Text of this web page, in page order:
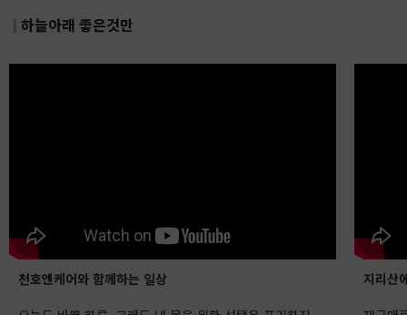
하늘아래 좋은것만
천호엔케어와 함께하는 일상
지리산